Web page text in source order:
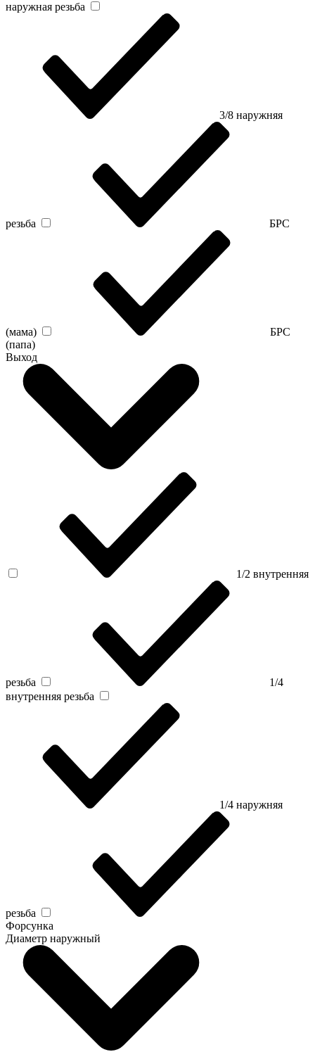
наружная резьба
3/8 наружняя
резьба БРС
(мама)
БРС
(папа)
Выход
1/2 внутренняя
резьба
1/4
внутренняя резьба
1/4 наружняя
резьба
Форсунка
Диаметр наружный